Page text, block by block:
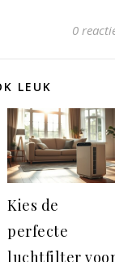
0
LEUK
Kies de
perfecte
luchtfilter